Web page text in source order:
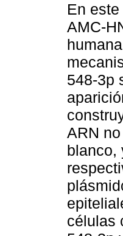
En
AMC-
548-3p
ARN
blanco,
células